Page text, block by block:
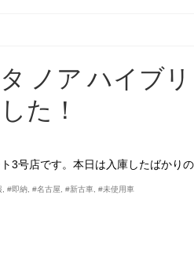
ノア ハイブ
た！
3号店です。本日は入庫したばかり
,#即納 ,#名古屋 ,#新古車 ,#未使用車